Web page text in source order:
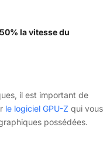
la vitesse du
il est important de
le logiciel GPU-Z qui vous
possédées.